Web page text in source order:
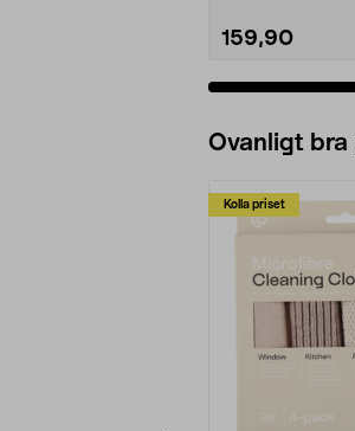
159,90
Ovanligt bra
Kolla priset